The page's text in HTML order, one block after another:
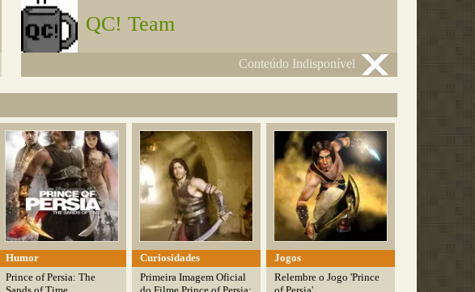
QC! Team
Conteúdo Indisponível
Humor
Prince of Persia: The
Curiosidades
Primeira Imagem Oficial
Jogos
Relembre o Jogo 'Prince